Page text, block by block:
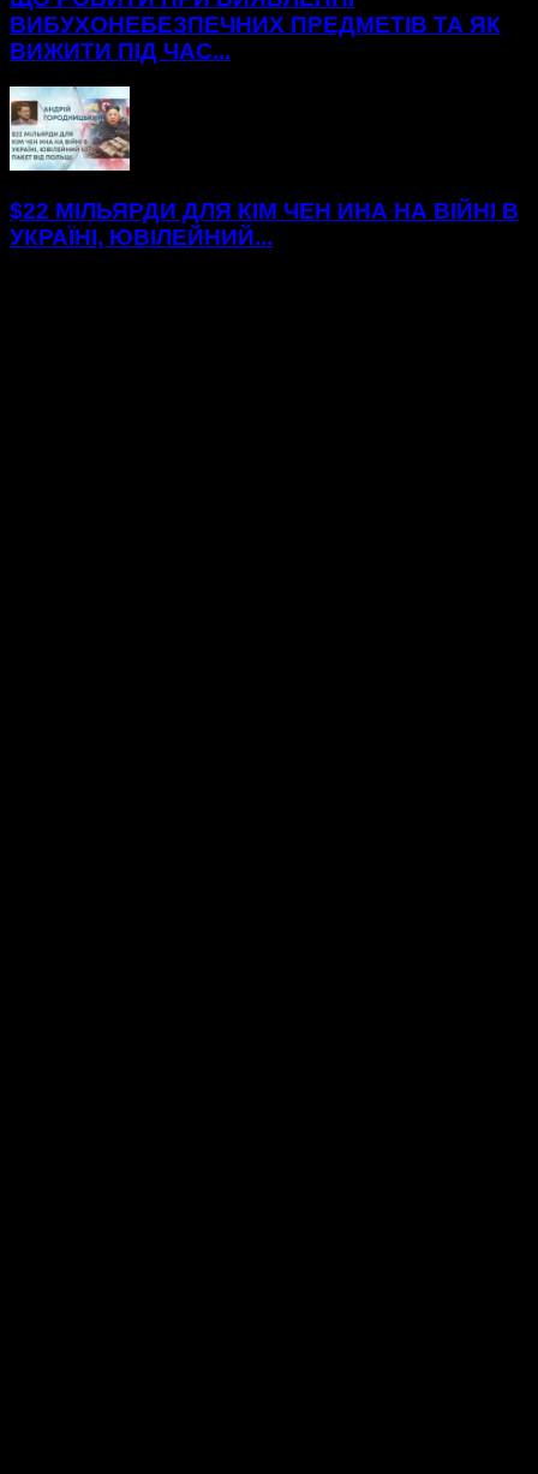
ВИБУХОНЕБЕЗПЕЧНИХ ПРЕДМЕТІВ ТА ЯК
ВИЖИТИ ПІД ЧАС...
$22 МІЛЬЯРДИ ДЛЯ КІМ ЧЕН ИНА НА ВІЙНІ В
УКРАЇНІ, ЮВІЛЕЙНИЙ...